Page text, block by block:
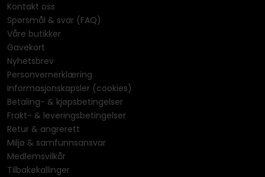
Kontakt oss
Spørsmål & svar (FAQ)
Våre butikker
Gavekort
Nyhetsbrev
Personvernerklæring
Informasjonskapsler (cookies)
Betaling- & kjøpsbetingelser
Frakt- & leveringsbetingelser
Retur & angrerett
Miljø & samfunnsansvar
Medlemsvilkår
Tilbakekallinger